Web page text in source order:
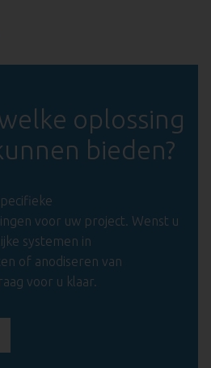
oplossing
bieden?
voor uw project. Wenst u
systemen in
of anodiseren van
voor u klaar.